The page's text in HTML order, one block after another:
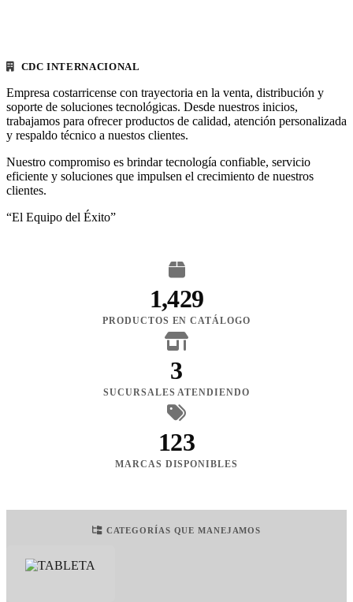
CDC INTERNACIONAL
Empresa costarricense con trayectoria en la venta, distribución y
soporte de soluciones tecnológicas. Desde nuestros inicios,
trabajamos para ofrecer productos de calidad, atención personalizada
y respaldo técnico a nuestos clientes.
Nuestro compromiso es brindar tecnología confiable, servicio
eficiente y soluciones que impulsen el crecimiento de nuestros
clientes.
“El Equipo del Éxito”
1,429
PRODUCTOS EN CATÁLOGO
3
SUCURSALES ATENDIENDO
123
MARCAS DISPONIBLES
CATEGORÍAS QUE MANEJAMOS